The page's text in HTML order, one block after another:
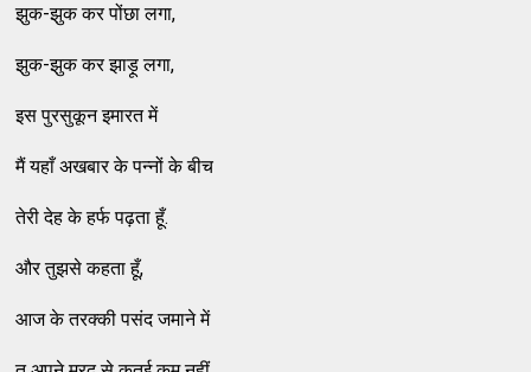
झुक-झुक कर पोंछा लगा,
झुक-झुक कर झाड़ू लगा,
इस पुरसुकून इमारत में
मैं यहाँ अखबार के पन्नों के बीच
तेरी देह के हर्फ पढ़ता हूँ.
और तुझसे कहता हूँ,
आज के तरक्की पसंद जमाने में